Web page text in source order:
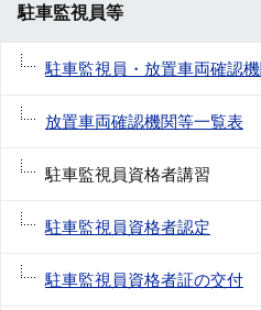
駐車監視員等
駐車監視員・放置車両確認
放置車両確認機関等一覧表
駐車監視員資格者講習
駐車監視員資格者認定
駐車監視員資格者証の交付